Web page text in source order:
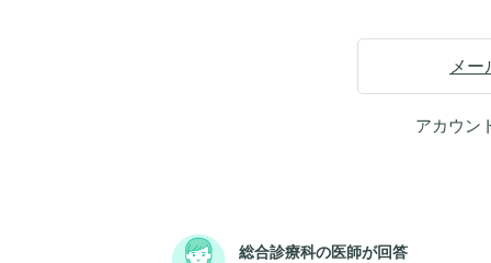
メー
アカウン
総合診療科の医師が回答